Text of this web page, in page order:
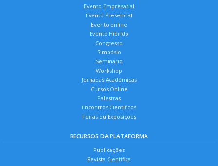
Evento Empresarial
Evento Presencial
Evento online
Evento Híbrido
Congresso
Simpósio
Seminário
Workshop
Jornadas Acadêmicas
Cursos Online
Palestras
Encontros Científicos
Feiras ou Exposições
RECURSOS DA PLATAFORMA
Publicações
Revista Científica